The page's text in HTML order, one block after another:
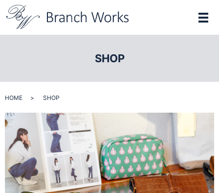
メ
SHOP
HOME SHOP